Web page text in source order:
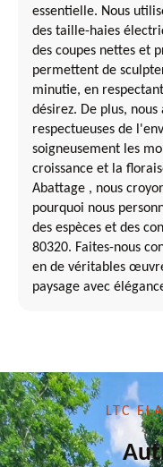
essentielle. Nous
des taille-haies
des coupes nettes et
permettent de
minutie, en
désirez. De plus,
respectueuses de
soigneusement les
croissance et la
Abattage , nous
pourquoi nous
des espèces et des
80320. Faites-nous
en de véritables
paysage avec
LTC